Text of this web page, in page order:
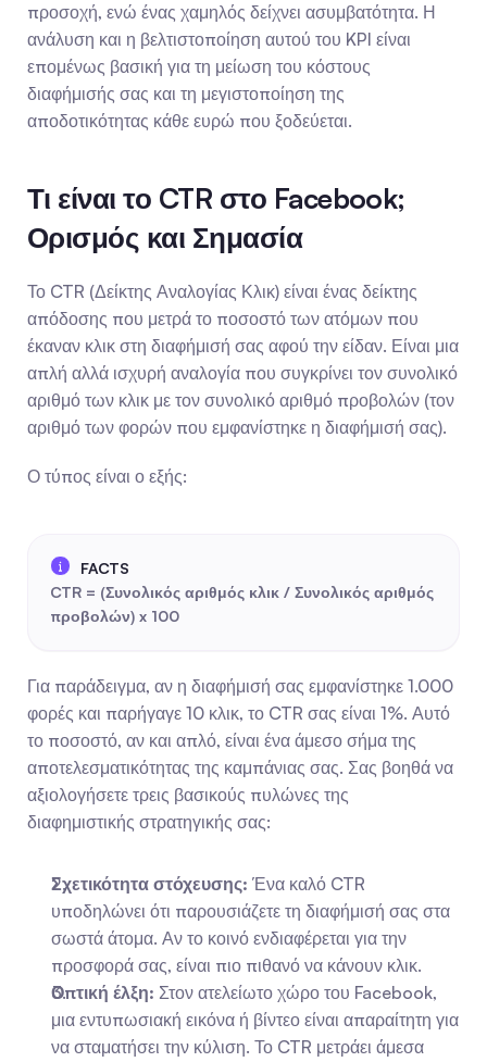
προσοχή, ενώ ένας χαμηλός δείχνει ασυμβατότητα. Η
ανάλυση και η βελτιστοποίηση αυτού του KPI είναι
επομένως βασική για τη μείωση του κόστους
διαφήμισής σας και τη μεγιστοποίηση της
αποδοτικότητας κάθε ευρώ που ξοδεύεται.
Τι είναι το CTR στο Facebook;
Ορισμός και Σημασία
Το CTR (Δείκτης Αναλογίας Κλικ) είναι ένας δείκτης
απόδοσης που μετρά το ποσοστό των ατόμων που
έκαναν κλικ στη διαφήμισή σας αφού την είδαν. Είναι μια
απλή αλλά ισχυρή αναλογία που συγκρίνει τον συνολικό
αριθμό των κλικ με τον συνολικό αριθμό προβολών (τον
αριθμό των φορών που εμφανίστηκε η διαφήμισή σας).
Ο τύπος είναι ο εξής:
CTR = (Συνολικός αριθμός κλικ / Συνολικός αριθμός
προβολών) x 100
Για παράδειγμα, αν η διαφήμισή σας εμφανίστηκε 1.000
φορές και παρήγαγε 10 κλικ, το CTR σας είναι 1%. Αυτό
το ποσοστό, αν και απλό, είναι ένα άμεσο σήμα της
αποτελεσματικότητας της καμπάνιας σας. Σας βοηθά να
αξιολογήσετε τρεις βασικούς πυλώνες της
διαφημιστικής στρατηγικής σας:
Σχετικότητα στόχευσης: Ένα καλό CTR
υποδηλώνει ότι παρουσιάζετε τη διαφήμισή σας στα
σωστά άτομα. Αν το κοινό ενδιαφέρεται για την
προσφορά σας, είναι πιο πιθανό να κάνουν κλικ.
Οπτική έλξη: Στον ατελείωτο χώρο του Facebook,
μια εντυπωσιακή εικόνα ή βίντεο είναι απαραίτητη για
να σταματήσει την κύλιση. Το CTR μετράει άμεσα